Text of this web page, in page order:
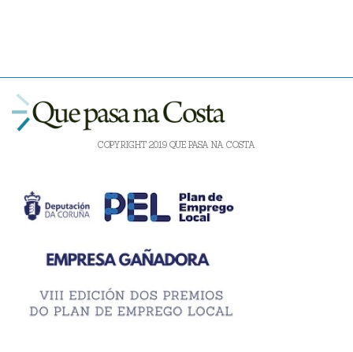
COPYRIGHT 2019 QUE PASA NA COSTA